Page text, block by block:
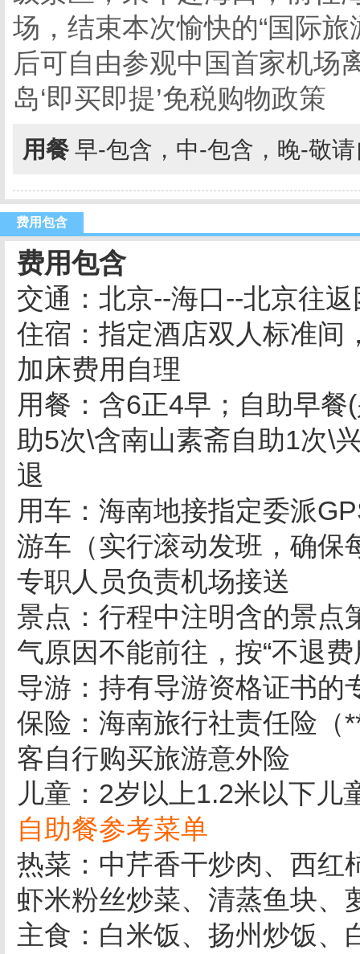
场，结束本次愉快的“国际
后可自由参观中国首家机场
岛‘即买即提’免税购物政策
用餐 早-包含，中-包含，晚-敬
费用包含
费用包含
交通：北京--海口--北京往
住宿：指定酒店双人标准间
加床费用自理
用餐：含6正4早；自助早
助5次\含南山素斋自助1次\
退
用车：海南地接指定委派
游车（实行滚动发班，确保
专职人员负责机场接送
景点：行程中注明含的景点
气原因不能前往，按“不退费
导游：持有导游资格证书的
保险：海南旅行社责任险（
客自行购买旅游意外险
儿童：2岁以上1.2米以下儿
自助餐参考菜单
热菜：中芹香干炒肉、西红
虾米粉丝炒菜、清蒸鱼块、
主食：白米饭、扬州炒饭、